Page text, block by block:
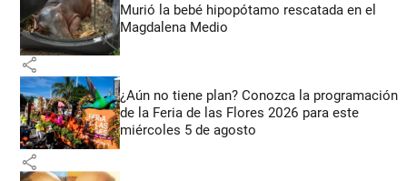
Murió la bebé hipopótamo rescatada en el
Magdalena Medio
share
¿Aún no tiene plan? Conozca la programación
de la Feria de las Flores 2026 para este
miércoles 5 de agosto
share